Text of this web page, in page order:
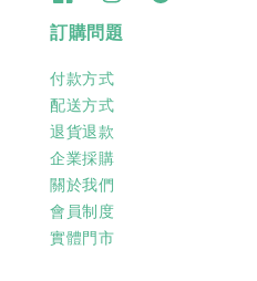
訂購問題
付款方式
配送方式
退貨退款
企業採購
關於我們
會員制度
實體門市